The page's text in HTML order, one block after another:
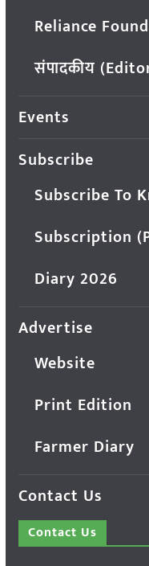
Reliance
संपादकीय
Events
Subscribe
Subscribe To
Subscription
Diary 2026
Advertise
Website
Print Edition
Farmer Diary
Contact Us
Contact Us